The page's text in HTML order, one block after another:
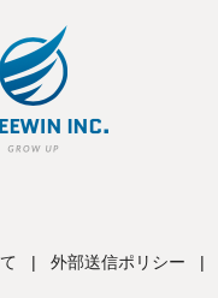
| 外部送信ポリシー |